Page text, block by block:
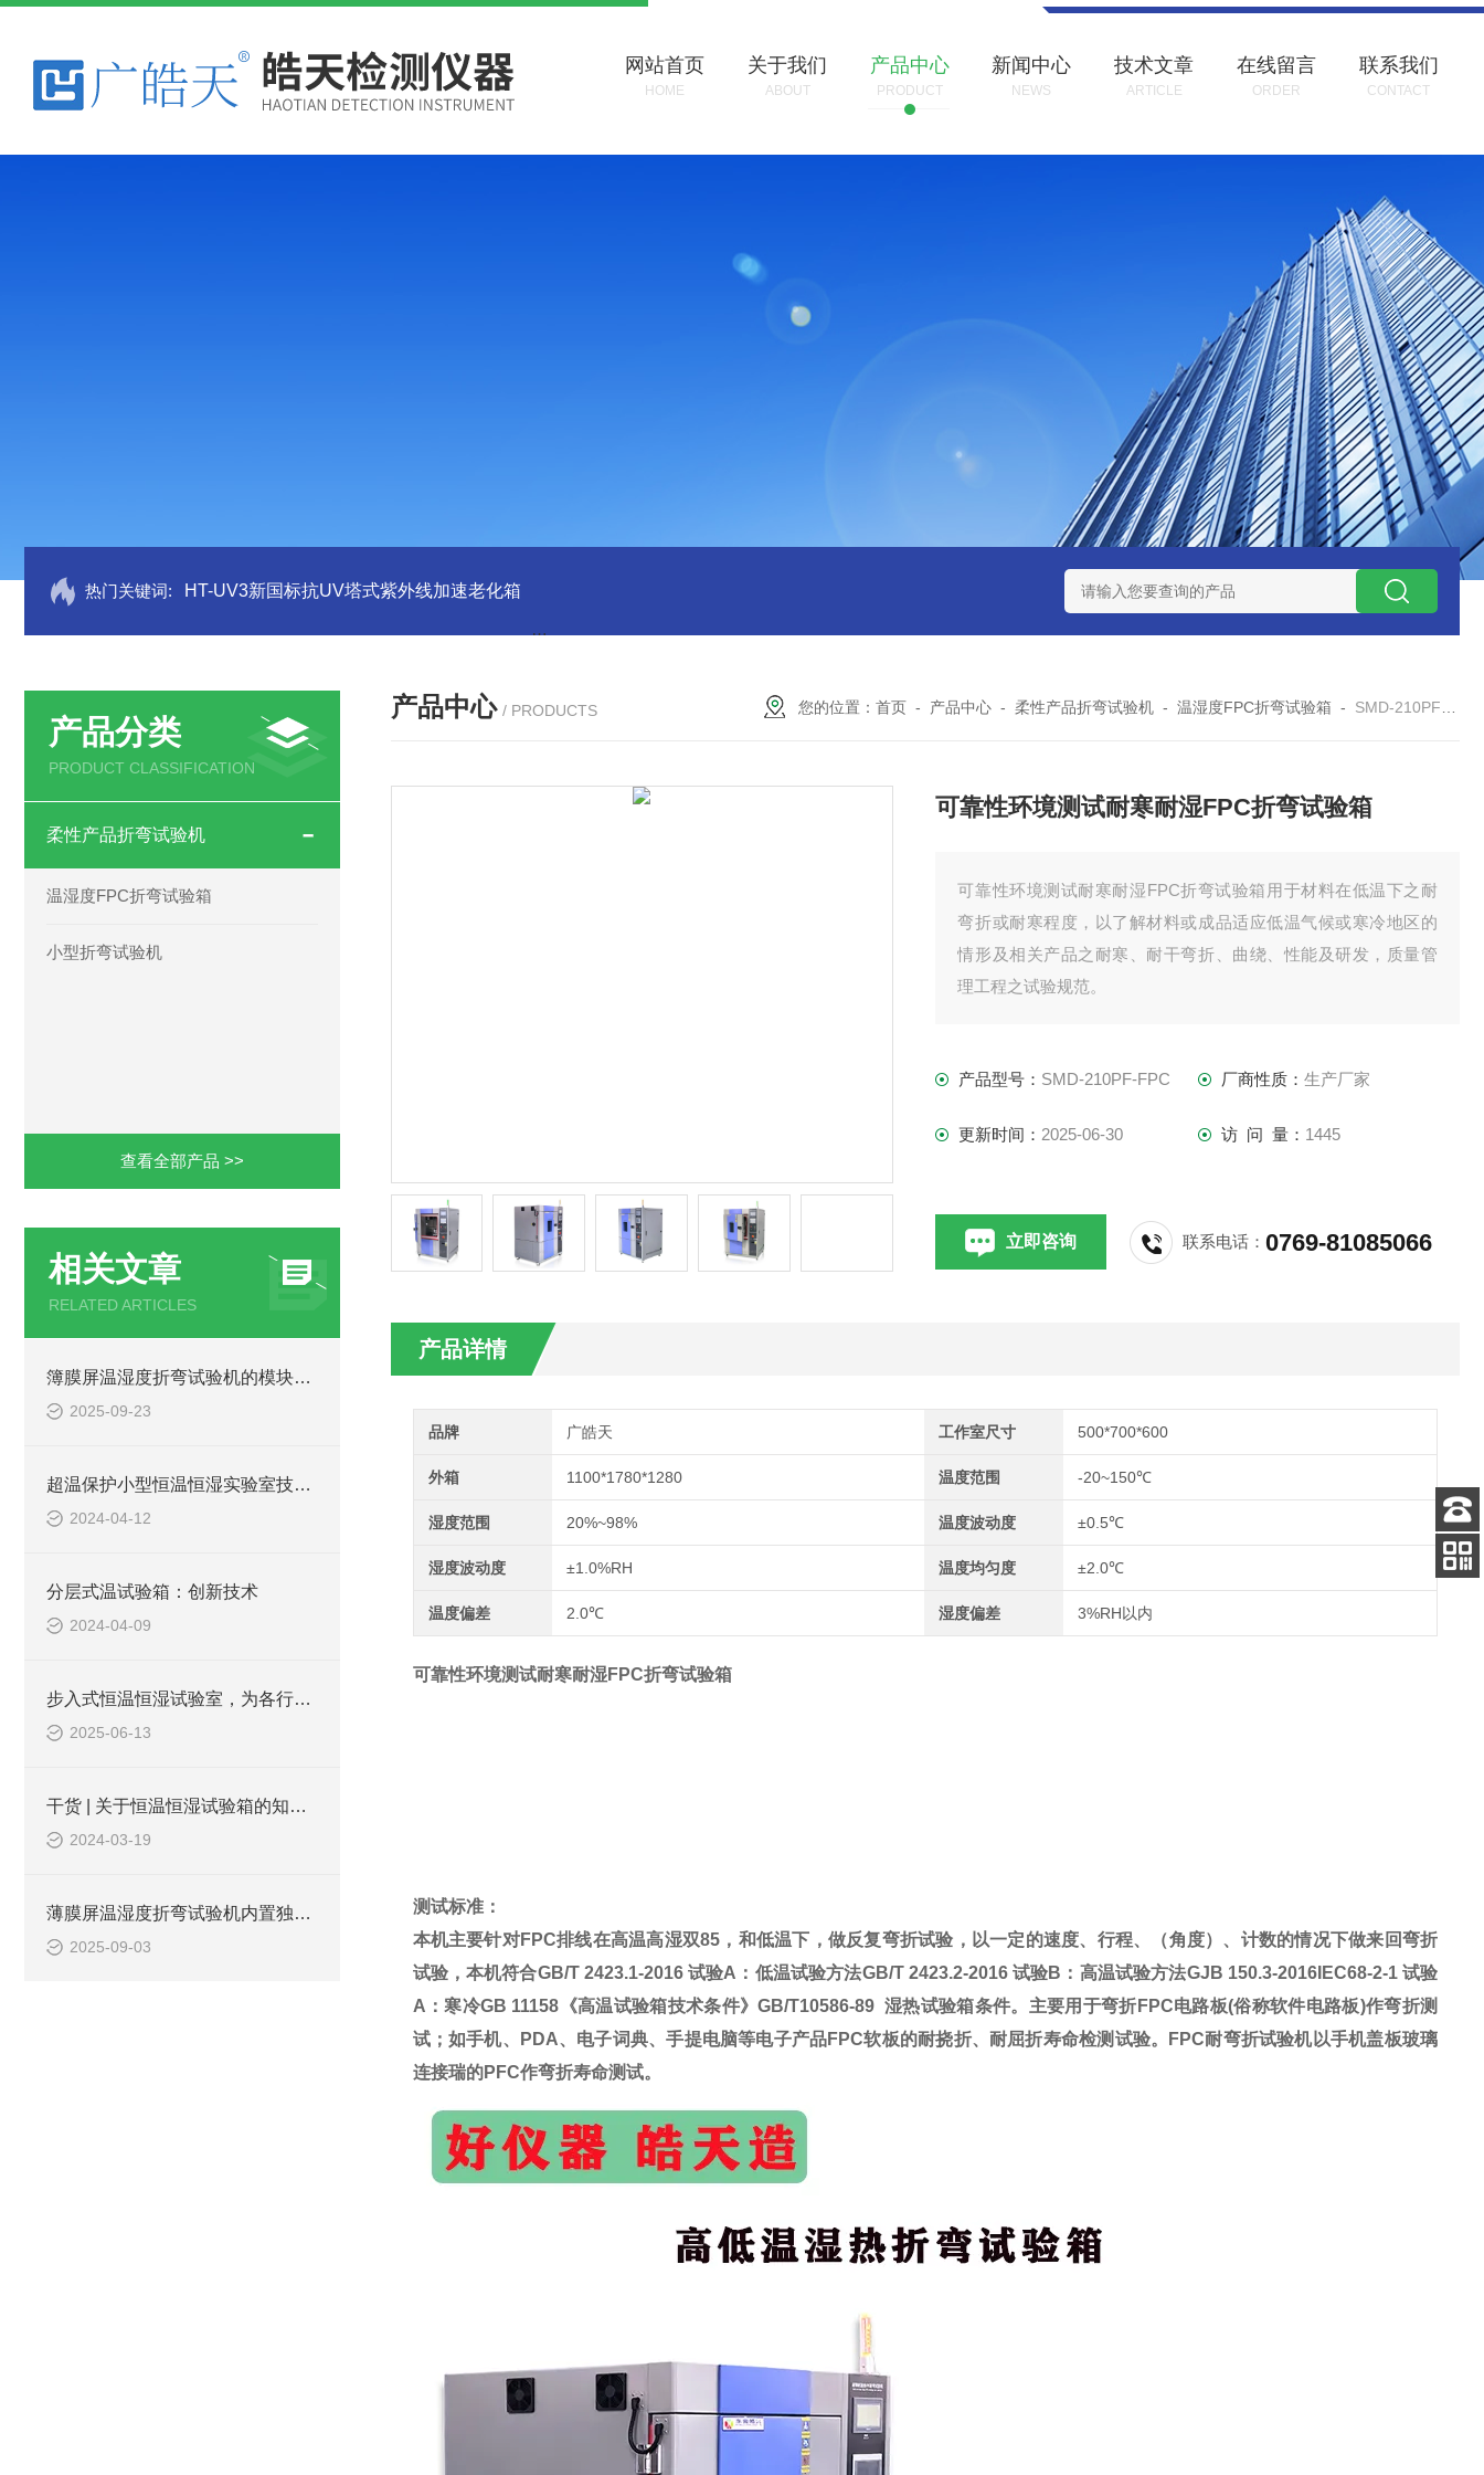
网站首页
HOME
关于我们
ABOUT
产品中心
PRODUCT
新闻中心
NEWS
技术文章
ARTICLE
在线留言
ORDER
联系我们
CONTACT
热门关键词: HT-UV3新国标抗UV塔式紫外线加速老化箱 SH-160广皓天新国标温湿度盐雾试验箱保养维修 SMD-210PF-
产品分类
PRODUCT CLASSIFICATION
柔性产品折弯试验机
温湿度FPC折弯试验箱
小型折弯试验机
查看全部产品 >>
相关文章
RELATED ARTICLES
簿膜屏温湿度折弯试验机的模块化设计便于快速拆装维护
2025-09-23
超温保护小型恒温恒湿实验室技术探讨
2024-04-12
分层式温试验箱：创新技术
2024-04-09
步入式恒温恒湿试验室，为各行业筑牢环境测试根基
2025-06-13
干货 | 关于恒温恒湿试验箱的知识普及
2024-03-19
薄膜屏温湿度折弯试验机内置独立的温湿度调节模块
2025-09-03
产品中心 / PRODUCTS 您的位置：首页 - 产品中心 -柔性产品折弯试验机 -温湿度FPC折弯试验箱 - SMD-210PF-FPC可靠性环境测试耐寒耐湿FPC折弯试验箱
可靠性环境测试耐寒耐湿FPC折弯试验箱
可靠性环境测试耐寒耐湿FPC折弯试验箱用于材料在低温下之耐
弯折或耐寒程度，以了解材料或成品适应低温气候或寒冷地区的
情形及相关产品之耐寒、耐干弯折、曲绕、性能及研发，质量管
理工程之试验规范。
产品型号： SMD-210PF-FPC 厂商性质： 生产厂家
更新时间： 2025-06-30 访 问 量： 1445
立即咨询 联系电话：0769-81085066
产品详情
品牌 广皓天 工作室尺寸 500*700*600
外箱 1100*1780*1280 温度范围 -20~150℃
湿度范围 20%~98% 温度波动度 ±0.5℃
湿度波动度 ±1.0%RH 温度均匀度 ±2.0℃
温度偏差 2.0℃ 湿度偏差 3%RH以内
可靠性环境测试耐寒耐湿FPC折弯试验箱
测试标准：
本机主要针对FPC排线在高温高湿双85，和低温下，做反复弯折试验，以一定的速度、行程、（角度）、计数的情况下做来回弯折
试验，本机符合GB/T 2423.1-2016 试验A：低温试验方法GB/T 2423.2-2016 试验B：高温试验方法GJB 150.3-2016IEC68-2-1 试验
A：寒冷GB 11158《高温试验箱技术条件》GB/T10586-89 湿热试验箱条件。 主要用于弯折FPC电路板(俗称软件电路板)作弯折测
试；如手机、PDA、电子词典、手提电脑等电子产品FPC软板的耐挠折、耐屈折寿命检测试验。FPC耐弯折试验机以手机盖板玻璃
连接瑞的PFC作弯折寿命测试。
客服
电话